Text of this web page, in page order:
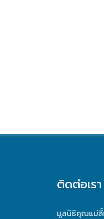
ติดต่อเรา
มูลนิธิคุณแม่